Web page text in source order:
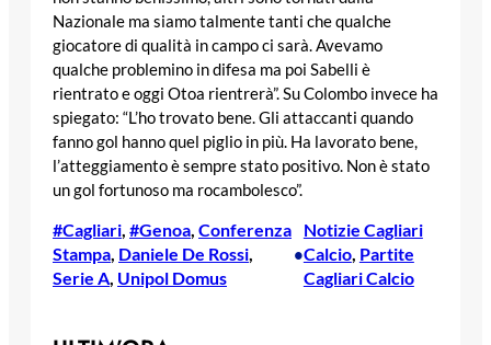
Nazionale ma siamo talmente tanti che qualche
giocatore di qualità in campo ci sarà. Avevamo
qualche problemino in difesa ma poi Sabelli è
rientrato e oggi Otoa rientrerà”. Su Colombo invece ha
spiegato: “L’ho trovato bene. Gli attaccanti quando
fanno gol hanno quel piglio in più. Ha lavorato bene,
l’atteggiamento è sempre stato positivo. Non è stato
un gol fortunoso ma rocambolesco”.
#Cagliari, #Genoa, Conferenza
Stampa, Daniele De Rossi
Serie A, Unipol Domus
•
Notizie Cagliari
Calcio, Partite
Cagliari Calcio